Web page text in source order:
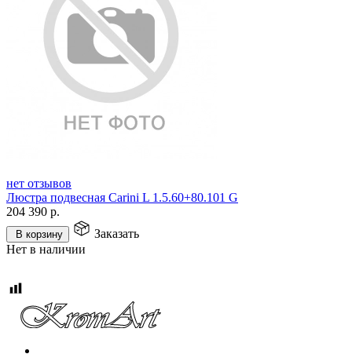
нет отзывов
Люстра подвесная Carini L 1.5.60+80.101 G
204 390 р.
В корзину
Заказать
Нет в наличии